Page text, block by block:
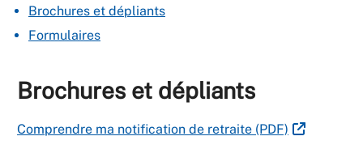
Brochures et dépliants
Formulaires
Brochures et dépliants
Comprendre ma notification de retraite (PDF)